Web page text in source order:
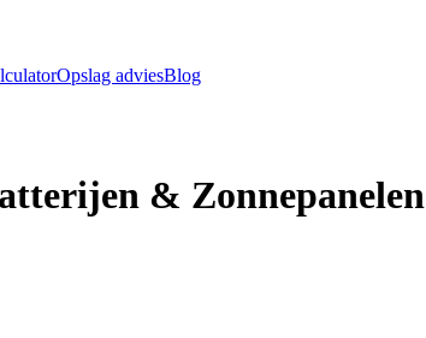
Opslag adviesBlog
& Zonnepanelen